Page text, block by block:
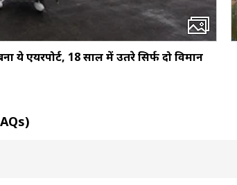
ये एयरपोर्ट, 18 साल में उतरे सिर्फ दो विमान